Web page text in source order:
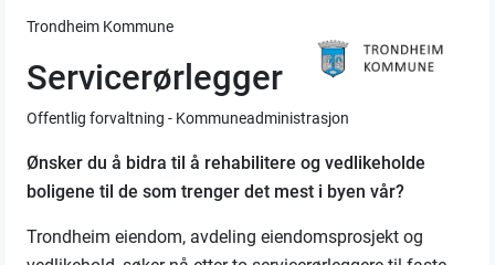
Trondheim Kommune
Servicerørlegger
Offentlig forvaltning - Kommuneadministrasjon
Ønsker du å bidra til å rehabilitere og vedlikeholde
boligene til de som trenger det mest i byen vår?
Trondheim eiendom, avdeling eiendomsprosjekt og